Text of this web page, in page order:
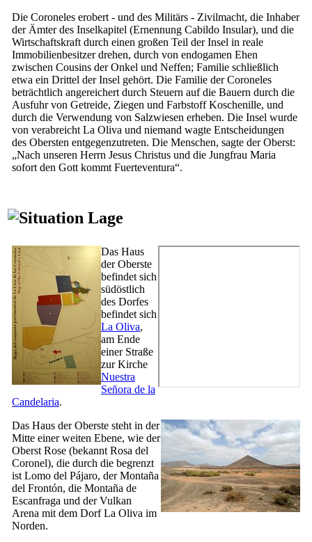
Die Coroneles erobert - und des Militärs - Zivilmacht, die Inhaber
der Ämter des Inselkapitel (Ernennung Cabildo Insular), und die
Wirtschaftskraft durch einen großen Teil der Insel in reale
Immobilienbesitzer drehen, durch von endogamen Ehen
zwischen Cousins der Onkel und Neffen; Familie schließlich
etwa ein Drittel der Insel gehört. Die Familie derCoroneles
beträchtlich angereichert durch Steuern auf die Bauern durch die
Ausfuhr von Getreide, Ziegen und Farbstoff Koschenille, und
durch die Verwendung von Salzwiesen erheben. Die Insel wurde
von verabreicht La Oliva und niemand wagte Entscheidungen
des Obersten entgegenzutreten. Die Menschen, sagte der Oberst:
„Nach unseren Herrn Jesus Christus und die Jungfrau Maria
sofort den Gott kommt Fuerteventura“.
Lage
Das Haus
der Oberste
befindet sich
südöstlich
des Dorfes
befindet sich
La Oliva,
am Ende
einer Straße
zur Kirche
Nuestra
Señora de la
Candelaria.
Das Haus der Oberste steht in der
Mitte einer weiten Ebene, wie der
Oberst Rose (bekannt Rosa del
Coronel), die durch die begrenzt
ist Lomo del Pájaro, derMontaña
del Frontón, die Montaña de
Escanfraga und der Vulkan
Arena mit dem DorfLa Oliva im
Norden.